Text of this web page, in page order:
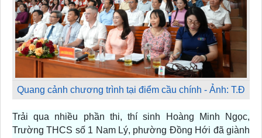
Quang cảnh chương trình tại điểm cầu chính - Ảnh: T.Đ
Trải qua nhiều phần thi, thí sinh Hoàng Minh Ngọc,
Trường THCS số 1 Nam Lý, phường Đồng Hới đã giành